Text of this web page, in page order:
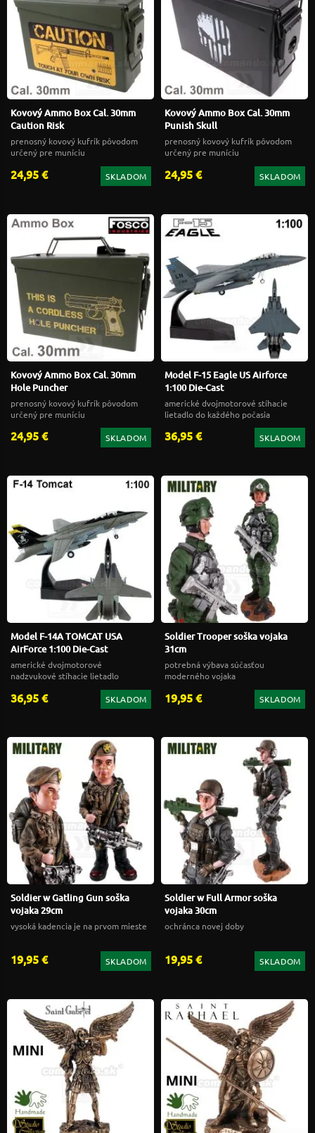
Kovový Ammo Box Cal. 30mm
Caution Risk
prenosný kovový kufrík pôvodom
určený pre muníciu
24,95 € SKLADOM
Kovový Ammo Box Cal. 30mm
Punish Skull
prenosný kovový kufrík pôvodom
určený pre muníciu
24,95 € SKLADOM
Kovový Ammo Box Cal. 30mm
Hole Puncher
prenosný kovový kufrík pôvodom
určený pre muníciu
24,95 € SKLADOM
Model F-15 Eagle US Airforce
1:100 Die-Cast
americké dvojmotorové stíhacie
lietadlo do každého počasia
36,95 € SKLADOM
Model F-14A TOMCAT USA
AirForce 1:100 Die-Cast
americké dvojmotorové
nadzvukové stíhacie lietadlo
36,95 € SKLADOM
Soldier Trooper soška vojaka
31cm
potrebná výbava súčasťou
moderného vojaka
19,95 € SKLADOM
Soldier w Gatling Gun soška
vojaka 29cm
vysoká kadencia je na prvom mieste
19,95 € SKLADOM
Soldier w Full Armor soška
vojaka 30cm
ochránca novej doby
19,95 € SKLADOM